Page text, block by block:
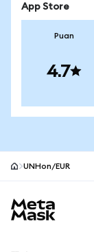
App Store
Puan
4.7
UNHon/EUR